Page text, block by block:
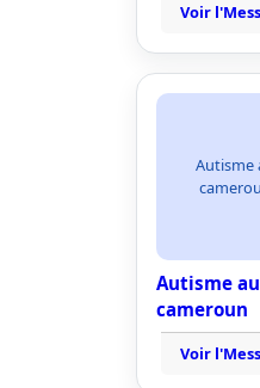
Voir
Autisme
Autisme au
cameroun
Voir